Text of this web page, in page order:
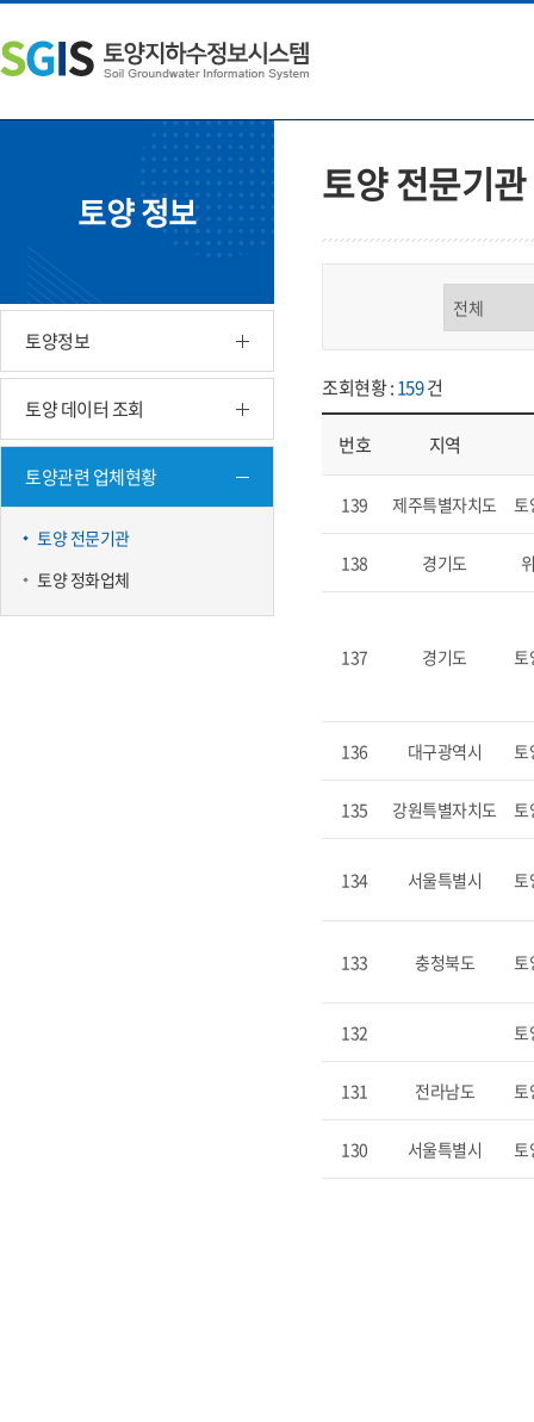
문
내
용
쪽
메
뉴
단
주
소
토양 정보
토양정보
토양 데이터 조회
토양관련 업체현황
토양 전문기관
토양 정화업체
토양 전문기관
조회현황 :159건
번호 지역
139 제주특별자치도 토
138 경기도
137 경기도 토
136 대구광역시 토
135 강원특별자치도 토
134 서울특별시 토
133 충청북도 토
132 토
131 전라남도 토
130 서울특별시 토